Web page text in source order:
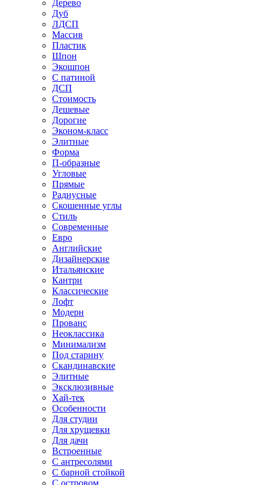
Дерево
Дуб
ЛДСП
Массив
Пластик
Шпон
Экошпон
С патиной
ДСП
Стоимость
Дешевые
Дорогие
Эконом-класс
Элитные
Форма
П-образные
Угловые
Прямые
Радиусные
Скошенные углы
Стиль
Современные
Евро
Английские
Дизайнерские
Итальянские
Кантри
Классические
Лофт
Модерн
Прованс
Неоклассика
Минимализм
Под старину
Скандинавские
Элитные
Эксклюзивные
Хай-тек
Особенности
Для студии
Для хрущевки
Для дачи
Встроенные
С антресолями
С барной стойкой
С островом